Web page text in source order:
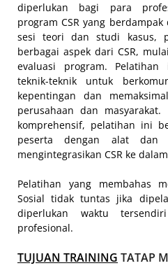
diperlukan bagi para
program CSR yang
sesi teori dan studi kasus,
berbagai aspek dari CSR,
evaluasi program.
teknik-teknik untuk
kepentingan dan
perusahaan dan
komprehensif, pelatihan ini
peserta dengan alat dan
mengintegrasikan CSR ke
Pelatihan yang membahas
Sosial tidak tuntas jika
diperlukan waktu
profesional.
TUJUAN TRAINING TATAP